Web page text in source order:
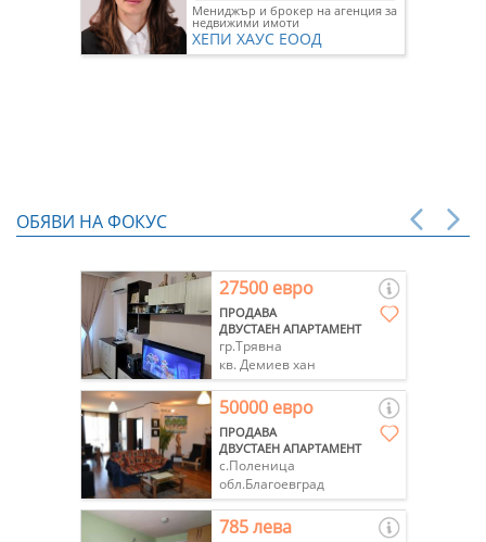
Мениджър и брокер на агенция за
недвижими имоти
ХЕПИ ХАУС ЕООД
ОБЯВИ НА ФОКУС
27500 евро
ПРОДАВА
ДВУСТАЕН АПАРТАМЕНТ
гр.Трявна
кв. Демиев хан
50000 евро
ПРОДАВА
ДВУСТАЕН АПАРТАМЕНТ
с.Поленица
обл.Благоевград
785 лева